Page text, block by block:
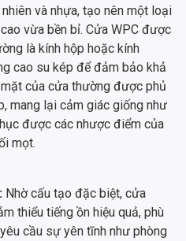
và nhựa, tạo nên một loại
vừa bền bỉ. Cửa WPC được
là kính hộp hoặc kính
cao su kép để đảm bảo khả
của cửa thường được phủ
mang lại cảm giác giống như
được các nhược điểm của
mọt.
Nhờ cấu tạo đặc biệt, cửa
thiểu tiếng ồn hiệu quả, phù
cầu sự yên tĩnh như phòng